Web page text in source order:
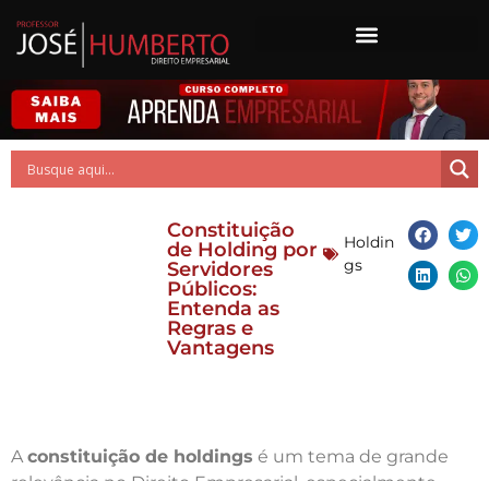
Constituição
de Holding por
Servidores
Públicos:
Entenda as
Regras e
Vantagens
Holdin
gs
Aconstituição de holdings é um tema de grande